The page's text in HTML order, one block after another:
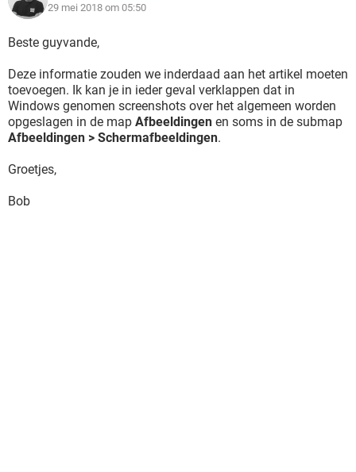
29 mei 2018 om 05:50
Beste guyvande,
Deze informatie zouden we inderdaad aan het artikel moeten
toevoegen. Ik kan je in ieder geval verklappen dat in
Windows genomen screenshots over het algemeen worden
opgeslagen in de map Afbeeldingen en soms in de submap
Afbeeldingen > Schermafbeeldingen.
Groetjes,
Bob